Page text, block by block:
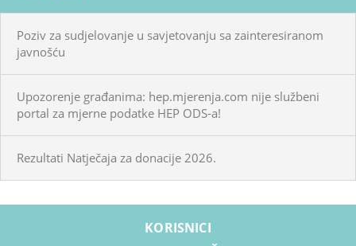
Poziv za sudjelovanje u savjetovanju sa zainteresiranom
javnošću
Upozorenje građanima: hep.mjerenja.com nije službeni
portal za mjerne podatke HEP ODS-a!
Rezultati Natječaja za donacije 2026.
KORISNICI